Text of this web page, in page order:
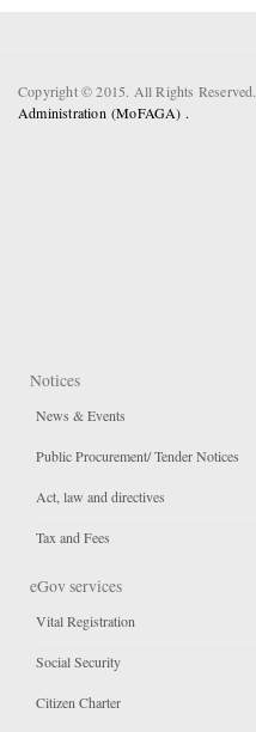
Copyright © 2015. All Rights Reserved.
Administration (MoFAGA) .
Notices
News & Events
Public Procurement/ Tender Notices
Act, law and directives
Tax and Fees
eGov services
Vital Registration
Social Security
Citizen Charter